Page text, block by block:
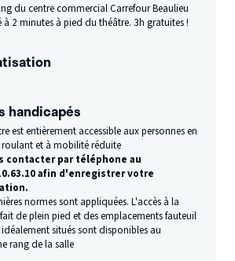
du centre commercial Carrefour Beaulieu
à 2 minutes à pied du théâtre. 3h gratuites !
handicapés
est entièrement accessible aux personnes en
et à mobilité réduite
contacter par téléphone au
afin d'enregistrer votre
normes sont appliquées. L'accès à la
de plein pied et des emplacements fauteuil
situés sont disponibles au
rang de la salle